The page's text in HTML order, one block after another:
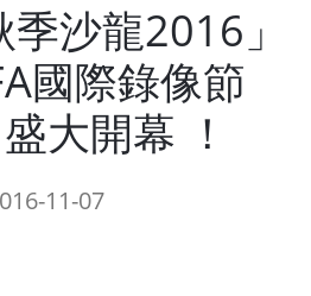
季沙龍2016」
國際錄像節
大開幕 ！
11-07